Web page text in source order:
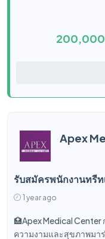
รับสมัครพนักงานทรี
1 year ago
🏥Apex Medical
ความงามและสุขภาพมาร่วมงานกับเรา!